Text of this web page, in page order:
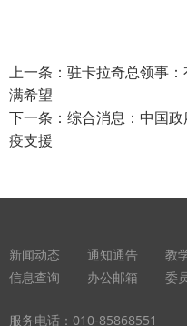
上一条： 驻卡拉奇总领事
满希望
下一条： 综合消息：中国
疫支援
新闻动态 通知通告 教
信息查询
办公邮箱 委
服务电话： 010-85868551